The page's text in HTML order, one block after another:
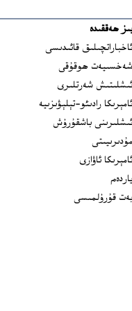
ھەققىدە
ئاخباراتچىلىق قائىدىسى
شەخسىيەت ھوقۇقى
ئىشلىتىش شەرتلىرى
ئامېرىكا رادىئو-تېلېۋىزىيە
ئىشلىرىنى باشقۇرۇش
مۇدىرىيىتى
ئامېرىكا ئاۋازى
ياردەم
بەت قۇرۇلمىسى